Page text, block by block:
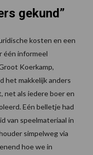
gekund”
kosten en een
één informeel
Koerkamp,
het makkelijk anders
net als iedere boer en
Eén belletje had
van speelmateriaal in
simpelweg via
hoe we in